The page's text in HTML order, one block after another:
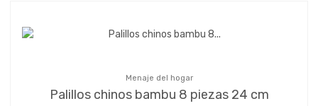
Menaje del hogar
Palillos chinos bambu 8 piezas 24 cm